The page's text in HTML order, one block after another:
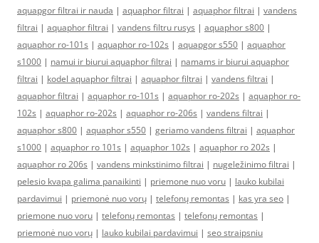
aquapgor filtrai ir nauda | aquaphor filtrai | aquaphor filtrai | vandens
filtrai | aquaphor filtrai | vandens filtru rusys | aquaphor s800 |
aquaphor ro-101s | aquaphor ro-102s | aquapgor s550 | aquaphor
s1000 | namui ir biurui aquaphor filtrai | namams ir biurui aquaphor
filtrai | kodel aquaphor filtrai | aquaphor filtrai | vandens filtrai |
aquaphor filtrai | aquaphor ro-101s | aquaphor ro-202s | aquaphor ro-
102s | aquaphor ro-202s | aquaphor ro-206s | vandens filtrai |
aquaphor s800 | aquaphor s550 | geriamo vandens filtrai | aquaphor
s1000 | aquaphor ro 101s | aquaphor 102s | aquaphor ro 202s |
aquaphor ro 206s | vandens minkstinimo filtrai | nugeležinimo filtrai |
pelesio kvapa galima panaikinti | priemone nuo voru | lauko kubilai
pardavimui | priemonė nuo vorų | telefonų remontas | kas yra seo |
priemone nuo voru | telefonų remontas | telefonų remontas |
priemonė nuo vorų | lauko kubilai pardavimui | seo straipsniu